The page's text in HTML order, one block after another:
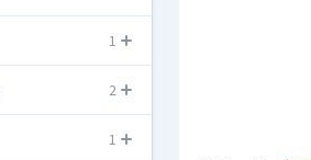
1
2
1
／　
／　
イ　　
／ /　
ゝ　
´￣　
|